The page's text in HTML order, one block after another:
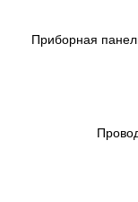
Приборная